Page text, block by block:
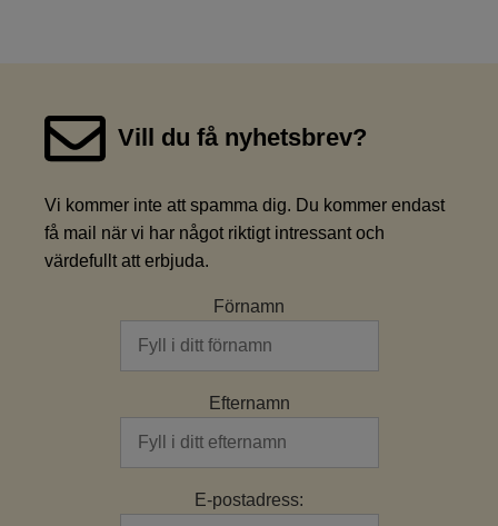
Vill du få nyhetsbrev?
Vi kommer inte att spamma dig. Du kommer endast
få mail när vi har något riktigt intressant och
värdefullt att erbjuda.
Förnamn
Efternamn
E-postadress: